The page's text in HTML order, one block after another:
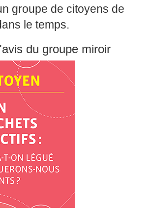
groupe de citoyens de
le temps.
du groupe miroir